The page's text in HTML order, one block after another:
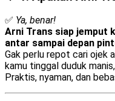
✅ Ya, benar!
Arni Trans siap jemput
antar sampai depan
Gak perlu repot cari ojek
kamu tinggal duduk
Praktis, nyaman, dan